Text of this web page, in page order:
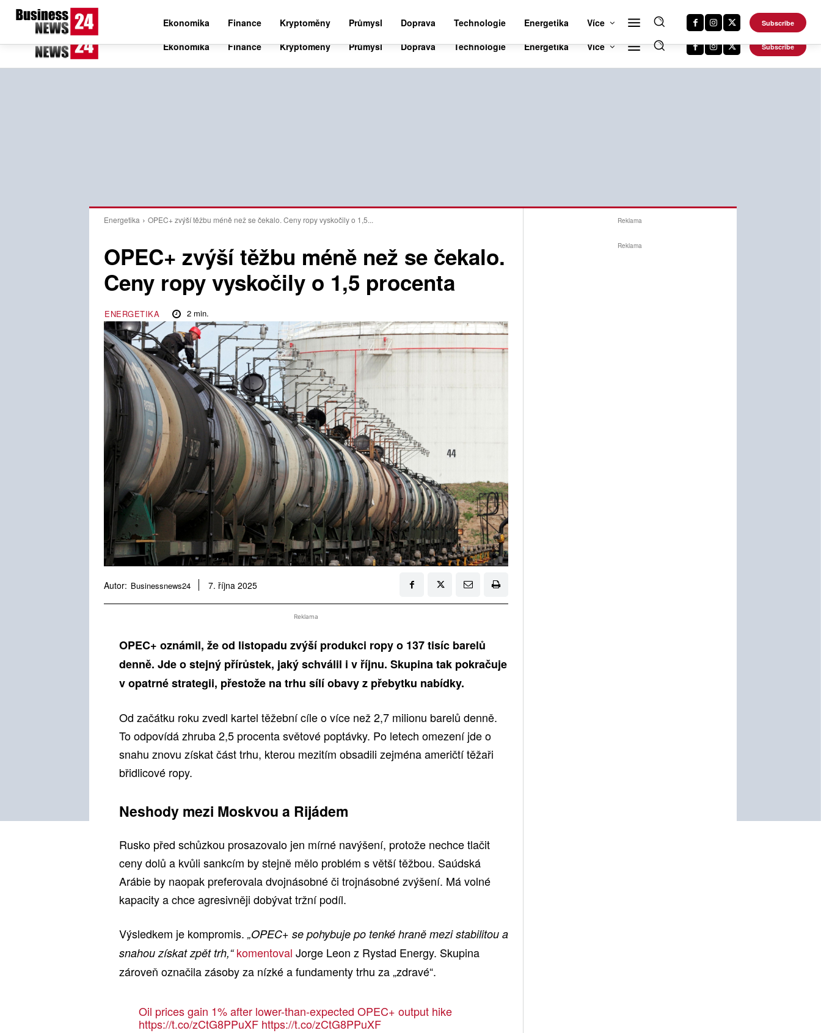
29.3 Czech
Čtvrtek 6. srpna 2026 DALŠÍ WEBY
Ekonomika Finance Kryptoměny Průmysl Doprava Technologie Energetika Více Subscribe
Energetika OPEC+ zvýší těžbu méně než se čekalo. Ceny ropy vyskočily o 1,5...
OPEC+ zvýší těžbu méně než se čekalo.
Ceny ropy vyskočily o 1,5 procenta
ENERGETIKA 2 min.
Autor: Businessnews24 7. října 2025
Reklama
OPEC+ oznámil, že od listopadu zvýší produkci ropy o 137 tisíc barelů
denně. Jde o stejný přírůstek, jaký schválil i v říjnu. Skupina tak pokračuje
v opatrné strategii, přestože na trhu sílí obavy z přebytku nabídky.
Od začátku roku zvedl kartel těžební cíle o více než 2,7 milionu barelů denně.
To odpovídá zhruba 2,5 procenta světové poptávky. Po letech omezení jde o
snahu znovu získat část trhu, kterou mezitím obsadili zejména američtí těžaři
břidlicové ropy.
Neshody mezi Moskvou a Rijádem
Rusko před schůzkou prosazovalo jen mírné navýšení, protože nechce tlačit
ceny dolů a kvůli sankcím by stejně mělo problém s větší těžbou. Saúdská
Arábie by naopak preferovala dvojnásobné či trojnásobné zvýšení. Má volné
kapacity a chce agresivněji dobývat tržní podíl.
Výsledkem je kompromis. „OPEC+ se pohybuje po tenké hraně mezi stabilitou a
snahou získat zpět trh,“ komentoval Jorge Leon z Rystad Energy. Skupina
zároveň označila zásoby za nízké a fundamenty trhu za „zdravé“.
Oil prices gain 1% after lower-than-expected OPEC+ output hike
https://t.co/zCtG8PPuXF https://t.co/zCtG8PPuXF
Reklama
Reklama